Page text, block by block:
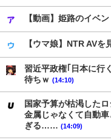
【動画】姫路のイベ
【ウマ娘】NTR AV
習近平政権｢日本に行
待ちｗ (14:10)
国家予算が枯渇した
金属じゃなくて自動
ぎる…… (14:09)